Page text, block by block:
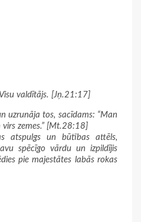
Visu valdītājs. [Jņ.21:17]
uzrunāja tos, sacīdams: “Man
zemes.” [Mt.28:18]
atspulgs un būtības attēls,
spēcīgo vārdu un izpildījis
pie majestātes labās rokas